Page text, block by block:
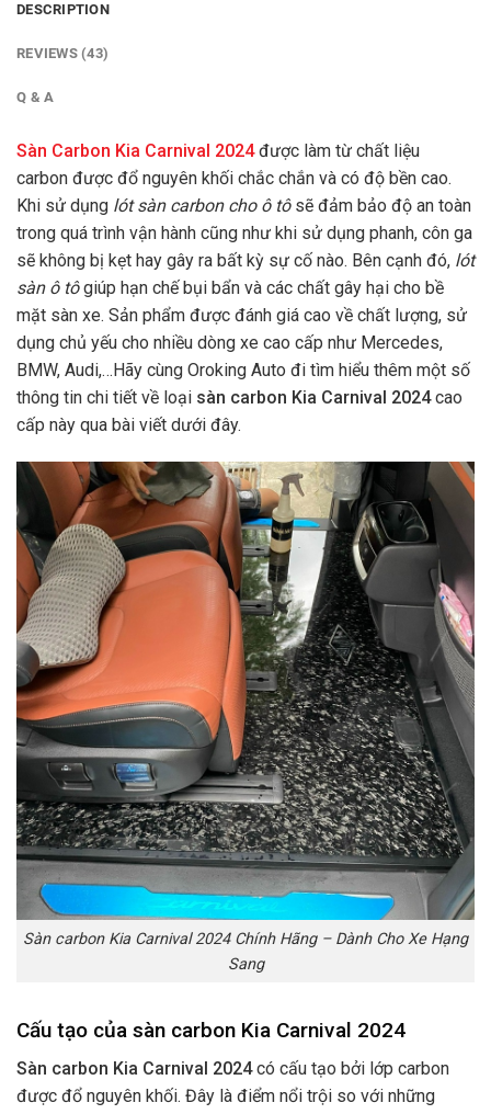
DESCRIPTION
REVIEWS (43)
Q & A
Sàn Carbon Kia Carnival 2024được làm từ chất liệu
carbon được đổ nguyên khối chắc chắn và có độ bền cao.
Khi sử dụng lót sàn carbon cho ô tôsẽ đảm bảo độ an toàn
trong quá trình vận hành cũng như khi sử dụng phanh, côn ga
sẽ không bị kẹt hay gây ra bất kỳ sự cố nào. Bên cạnh đó, lót
sàn ô tôgiúp hạn chế bụi bẩn và các chất gây hại cho bề
mặt sàn xe. Sản phẩm được đánh giá cao về chất lượng, sử
dụng chủ yếu cho nhiều dòng xe cao cấp như Mercedes,
BMW, Audi,…Hãy cùng Oroking Auto đi tìm hiểu thêm một số
thông tin chi tiết về loại sàn carbon Kia Carnival 2024cao
cấp này qua bài viết dưới đây.
Sàn carbon Kia Carnival 2024 Chính Hãng – Dành Cho Xe Hạng
Sang
Cấu tạo của sàn carbon Kia Carnival 2024
Sàn carbon Kia Carnival 2024có cấu tạo bởi lớp carbon
được đổ nguyên khối. Đây là điểm nổi trội so với những